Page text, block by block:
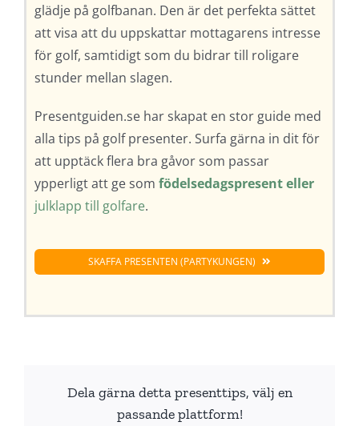
glädje på golfbanan. Den är det perfekta sättet
att visa att du uppskattar mottagarens intresse
för golf, samtidigt som du bidrar till roligare
stunder mellan slagen.
Presentguiden.se har skapat en stor guide med
alla tips på golf presenter. Surfa gärna in dit för
att upptäck flera bra gåvor som passar
ypperligt att ge som födelsedagspresent eller
julklapp till golfare.
SKAFFA PRESENTEN (PARTYKUNGEN)
Dela gärna detta presenttips, välj en
passande plattform!